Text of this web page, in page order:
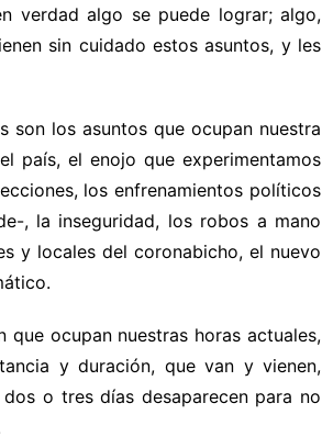
verdad algo se puede lograr; algo,
sin cuidado estos asuntos, y les
son los asuntos que ocupan nuestra
país, el enojo que experimentamos
los enfrenamientos políticos
, la inseguridad, los robos a mano
y locales del coronabicho, el nuevo
que ocupan nuestras horas actuales,
y duración, que van y vienen,
o tres días desaparecen para no